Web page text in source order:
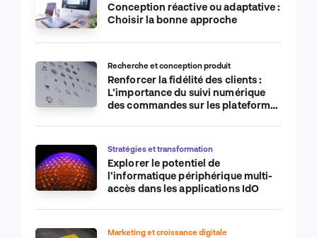
Conception réactive ou adaptative :
Choisir la bonne approche
Recherche et conception produit
Renforcer la fidélité des clients :
L’importance du suivi numérique
des commandes sur les plateformes
Stratégies et transformation
Explorer le potentiel de
l’informatique périphérique multi-
accès dans les applications IdO
Marketing et croissance digitale